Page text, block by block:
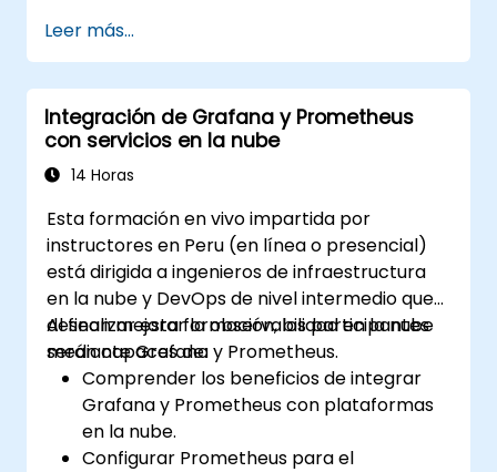
Automatizar respuestas a las alertas
para una resolución más rápida de
problemas.
Utilizar Grafana para visualizar y
gestionar alertas de manera efectiva.
Leer más...
Integración de Grafana y Prometheus
con servicios en la nube
14 Horas
Esta formación en vivo impartida por
instructores en Peru (en línea o presencial)
está dirigida a ingenieros de infraestructura
en la nube y DevOps de nivel intermedio que
desean mejorar la observabilidad en la nube
mediante Grafana y Prometheus.
Al finalizar esta formación, los participantes
serán capaces de:
Comprender los beneficios de integrar
Grafana y Prometheus con plataformas
en la nube.
Configurar Prometheus para el